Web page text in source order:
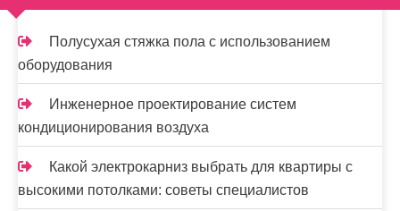
п
и
с
я
м
Полусухая стяжка пола с использованием
оборудования
Инженерное проектирование систем
кондиционирования воздуха
Какой электрокарниз выбрать для квартиры с
высокими потолками: советы специалистов